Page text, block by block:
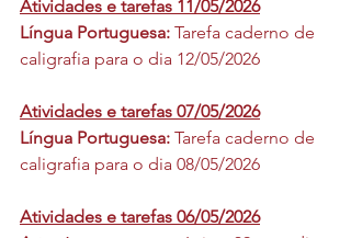
Atividades e tarefas 11/05/2026
Língua Portuguesa: Tarefa caderno de
caligrafia para o dia 12/05/2026
Atividades e tarefas 07/05/2026
Língua Portuguesa: Tarefa caderno de
caligrafia para o dia 08/05/2026
Atividades e tarefas 06/05/2026